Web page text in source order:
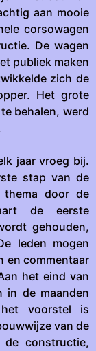
aan mooie
corsowagen
De wagen
publiek maken
zich de
Het grote
behalen, werd
jaar vroeg bij.
stap van de
thema door de
de eerste
gehouden,
leden mogen
en commentaar
het eind van
in de maanden
voorstel is
van de
constructie,